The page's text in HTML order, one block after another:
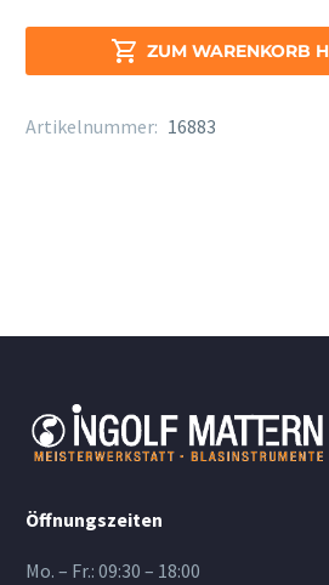
Menge
 ZUM WARENKORB
Artikelnummer: 16883
Öffnungszeiten
Mo. – Fr.: 09:30 – 18:00